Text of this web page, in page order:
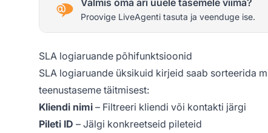
Proovige LiveAgenti tasuta ja veenduge ise.
SLA logiaruande põhifunktsioonid
SLA logiaruande üksikuid kirjeid saab sorteerida
teenustaseme täitmisest:
Kliendi nimi – Filtreeri kliendi või kontakti järgi
Pileti ID – Jälgi konkreetseid pileteid